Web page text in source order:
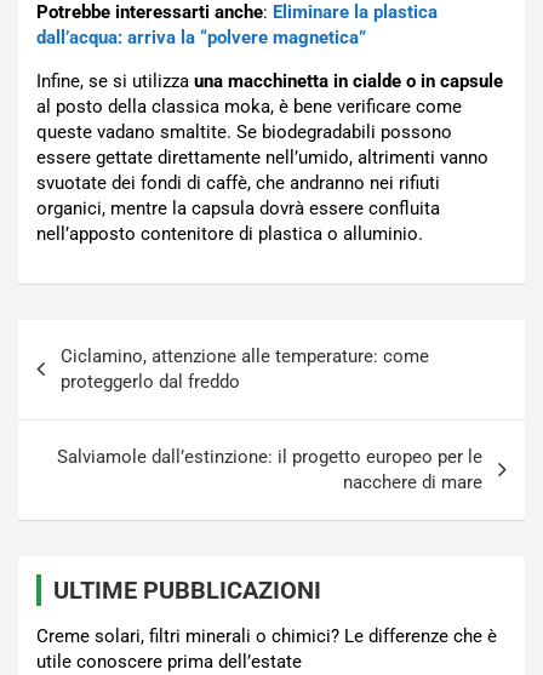
Potrebbe interessarti anche: Eliminare la plastica
dall’acqua: arriva la “polvere magnetica”
Infine, se si utilizza una macchinetta in cialde o in capsule
al posto della classica moka, è bene verificare come
queste vadano smaltite. Se biodegradabili possono
essere gettate direttamente nell’umido, altrimenti vanno
svuotate dei fondi di caffè, che andranno nei rifiuti
organici, mentre la capsula dovrà essere confluita
nell’apposto contenitore di plastica o alluminio.
articoli
Ciclamino, attenzione alle temperature: come
proteggerlo dal freddo
Salviamole dall’estinzione: il progetto europeo per le
nacchere di mare
ULTIME PUBBLICAZIONI
Creme solari, filtri minerali o chimici? Le differenze che è
utile conoscere prima dell’estate